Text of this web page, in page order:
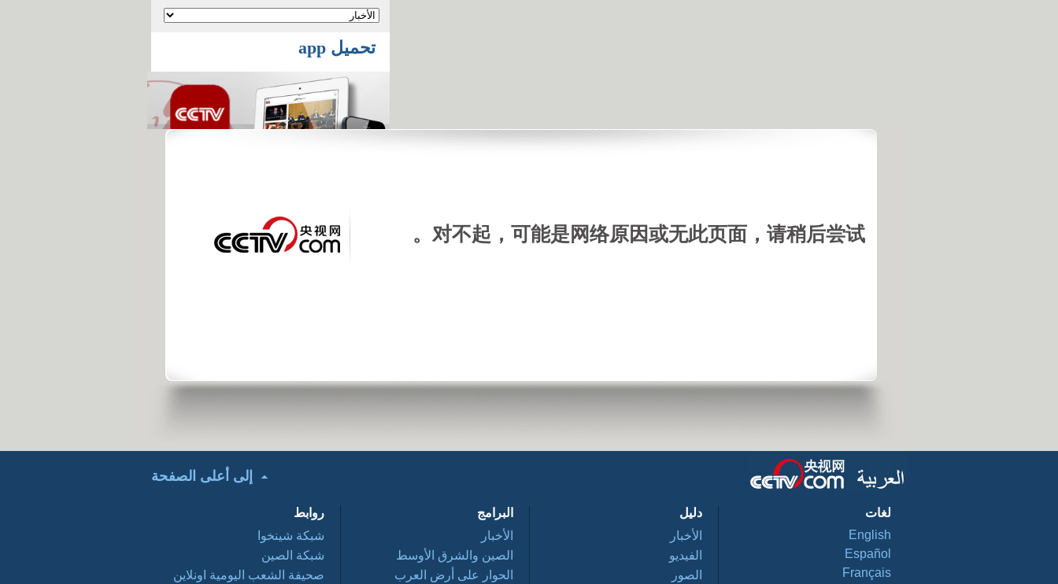
أنا وأمي نتزوج معا 1
03 29
السياحة في الصين
تحميل app
对不起，可能是网络原因或无此页面，请稍后尝试。
إلى أعلى الصفحة
لغات
English
Español
Français
دليل
الأخبار
الفيديو
الصور
البرامج
الأخبار
الصين والشرق الأوسط
الحوار على أرض العرب
روابط
شبكة شينخوا
شبكة الصين
صحيفة الشعب اليومية اونلاين